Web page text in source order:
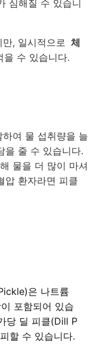
심해질 수 있습니
, 일시적으로 체
을 수 있습니다.
여 물 섭취량을 늘
을 줄 수 있습니다.
물을 더 많이 마셔
압 환자라면 피클
은 나트륨
포함되어 있습
당 딜 피클(Dill P
할 수 있습니다.